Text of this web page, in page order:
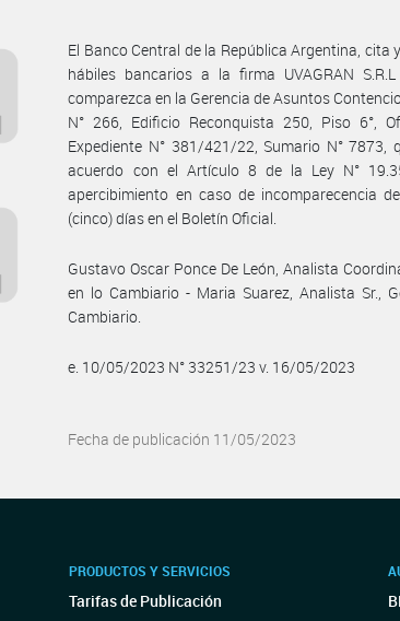
El Banco Central de la República Argentina,
hábiles bancarios a la firma UVAGRAN
comparezca en la Gerencia de Asuntos
N° 266, Edificio Reconquista 250, Piso 6°,
Expediente N° 381/421/22, Sumario N°
acuerdo con el Artículo 8 de la Ley N°
apercibimiento en caso de incomparecencia
(cinco) días en el Boletín Oficial.
Gustavo Oscar Ponce De León, Analista
en lo Cambiario - Maria Suarez, Analista Sr.,
Cambiario.
e. 10/05/2023 N° 33251/23 v. 16/05/2023
Fecha de publicación 11/05/2023
PRODUCTOS Y SERVICIOS
Tarifas de Publicación